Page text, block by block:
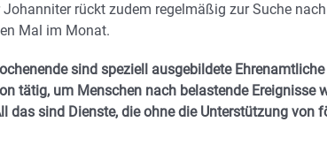
Johanniter rückt zudem regelmäßig zur Suche
Mal im Monat.
sind speziell ausgebildete
tätig, um Menschen nach belastende Ereignisse
das sind Dienste, die ohne die Unterstützung von